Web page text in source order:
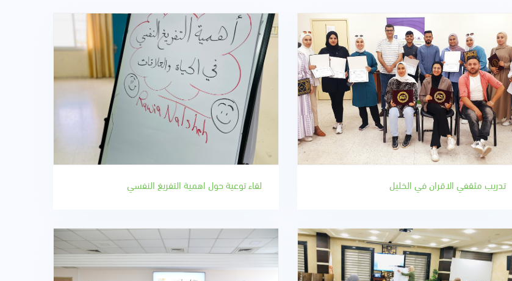
تدريب مثقفي الاقران في الخليل لقاء توعية حول اهمية التفريغ النفسي